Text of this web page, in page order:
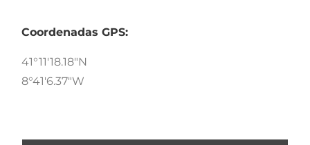
Coordenadas GPS:
41°11'18.18"N
8°41'6.37"W